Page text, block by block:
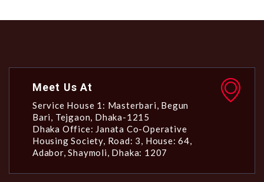
Meet Us At
Service House 1: Masterbari, Begun
Bari, Tejgaon, Dhaka-1215
Dhaka Office: Janata Co-Operative
Housing Society, Road: 3, House: 64,
Adabor, Shaymoli, Dhaka: 1207